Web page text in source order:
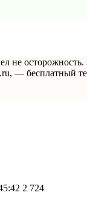
не
— бесплатный
2 724